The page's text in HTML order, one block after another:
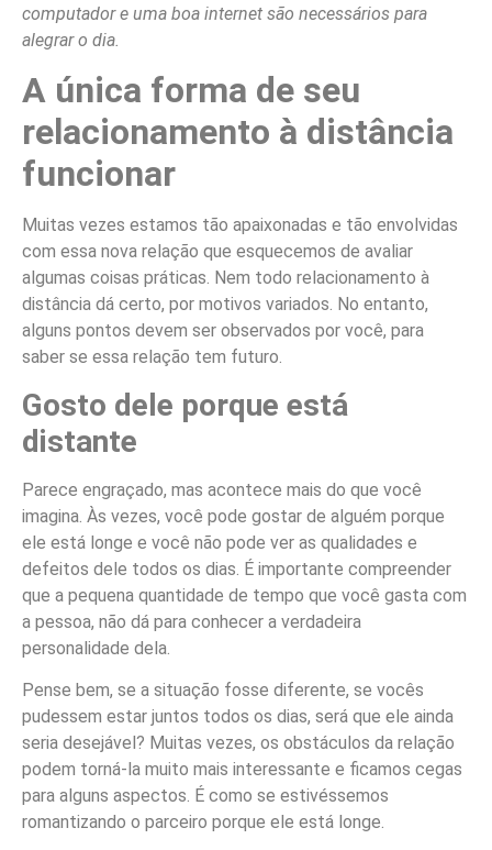
computador e uma boa internet são necessários para
alegrar o dia.
A única forma de seu
relacionamento à distância
funcionar
Muitas vezes estamos tão apaixonadas e tão envolvidas
com essa nova relação que esquecemos de avaliar
algumas coisas práticas. Nem todo relacionamento à
distância dá certo, por motivos variados. No entanto,
alguns pontos devem ser observados por você, para
saber se essa relação tem futuro.
Gosto dele porque está
distante
Parece engraçado, mas acontece mais do que você
imagina. Às vezes, você pode gostar de alguém porque
ele está longe e você não pode ver as qualidades e
defeitos dele todos os dias. É importante compreender
que a pequena quantidade de tempo que você gasta com
a pessoa, não dá para conhecer a verdadeira
personalidade dela.
Pense bem, se a situação fosse diferente, se vocês
pudessem estar juntos todos os dias, será que ele ainda
seria desejável? Muitas vezes, os obstáculos da relação
podem torná-la muito mais interessante e ficamos cegas
para alguns aspectos. É como se estivéssemos
romantizando o parceiro porque ele está longe.